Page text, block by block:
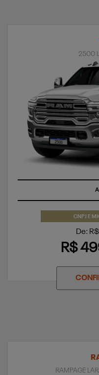
2500
CNPJ E
De:
R$
RAMPAGE